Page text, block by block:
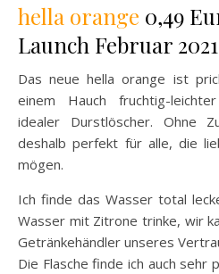
hella orange 0,49
Launch Februar 2021
Das neue hella orange ist
einem Hauch fruchtig-
idealer Durstlöscher. Ohne
deshalb perfekt für alle, die
mögen.
Ich finde das Wasser total
Wasser mit Zitrone trinke, wir
Getränkehändler unseres
Die Flasche finde ich auch sehr